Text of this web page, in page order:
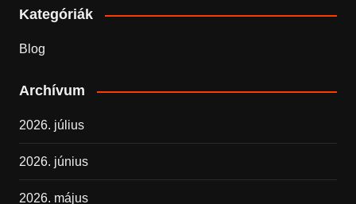
Kategóriák
Blog
Archívum
2026. július
2026. június
2026. május